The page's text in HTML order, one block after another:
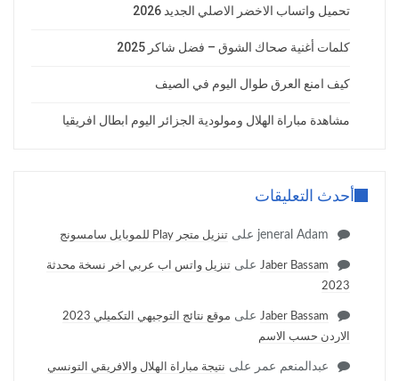
تحميل واتساب الاخضر الاصلي الجديد 2026
كلمات أغنية صحاك الشوق – فضل شاكر 2025
كيف امنع العرق طوال اليوم في الصيف
مشاهدة مباراة الهلال ومولودية الجزائر اليوم ابطال افريقيا
أحدث التعليقات
jeneral Adam على تنزيل متجر Play للموبايل سامسونج
Jaber Bassam على تنزيل واتس اب عربي اخر نسخة محدثة
2023
Jaber Bassam على
موقع نتائج التوجيهي التكميلي 2023
الاردن حسب الاسم
عبدالمنعم عمر على نتيجة مباراة الهلال والافريقي التونسي